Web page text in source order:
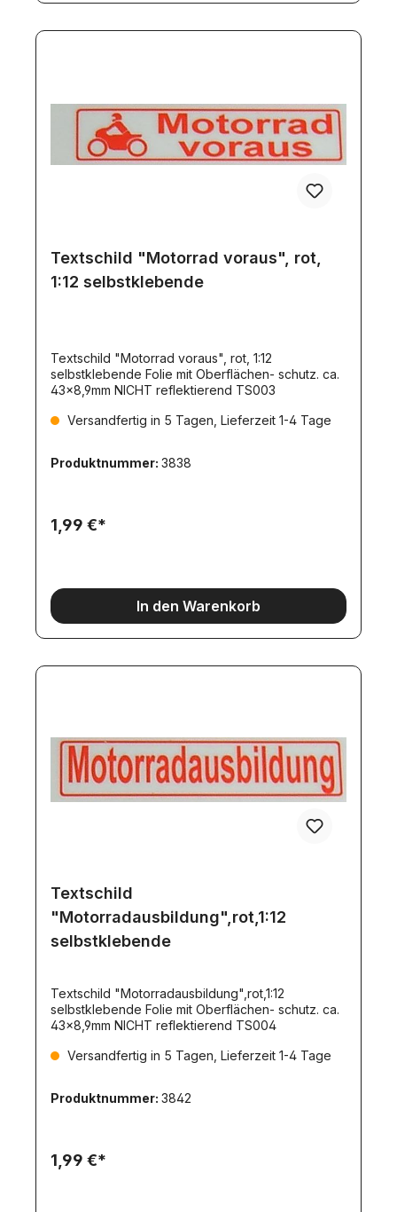
Textschild "Motorrad voraus", rot,
1:12 selbstklebende
Textschild "Motorrad voraus", rot, 1:12
selbstklebende Folie mit Oberflächen- schutz. ca.
43x8,9mm NICHT reflektierend TS003
Versandfertig in 5 Tagen, Lieferzeit 1-4 Tage
Produktnummer: 3838
1,99 €*
In den Warenkorb
Textschild
"Motorradausbildung",rot,1:12
selbstklebende
Textschild "Motorradausbildung",rot,1:12
selbstklebende Folie mit Oberflächen- schutz. ca.
43x8,9mm NICHT reflektierend TS004
Versandfertig in 5 Tagen, Lieferzeit 1-4 Tage
Produktnummer: 3842
1,99 €*